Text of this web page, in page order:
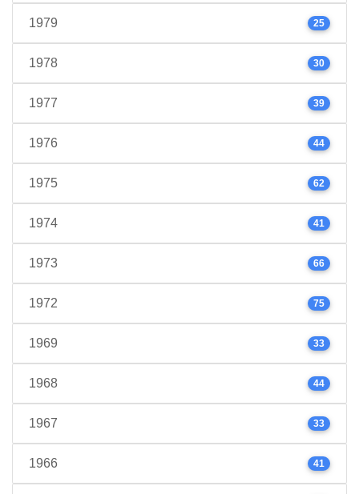
1979 25
1978 30
1977 39
1976 44
1975 62
1974 41
1973 66
1972 75
1969 33
1968 44
1967 33
1966 41